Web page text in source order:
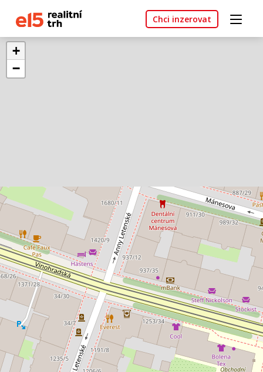
Chci inzerovat
+
−